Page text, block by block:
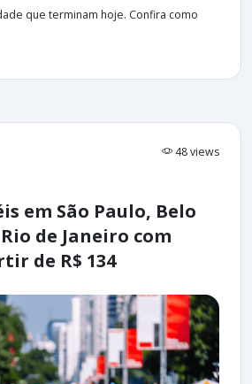
que terminam hoje. Confira como
48 views
em São Paulo, Belo
de Janeiro com
de R$ 134